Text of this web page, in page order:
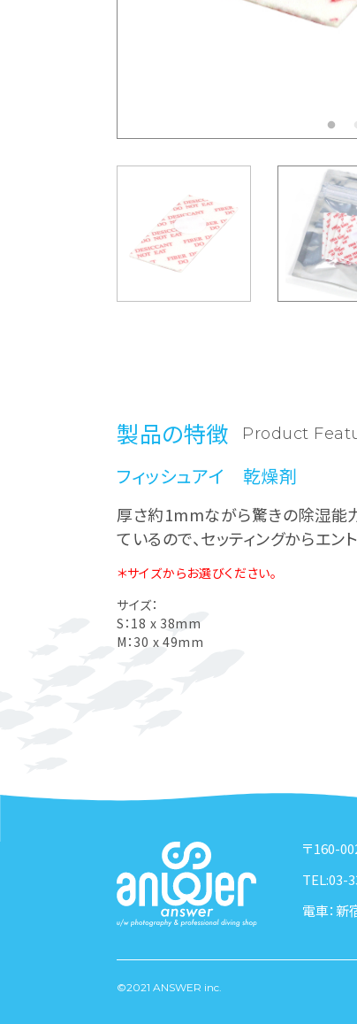
製品の特徴 Product
フィッシュアイ 乾燥剤
厚さ約1mmながら驚きの除湿能
ているので、セッティングからエ
＊サイズからお選びください。
サイズ：
S：18 x 38mm
M：30 x 49mm
〒160-
TEL:03-
電車：
©2021 ANSWER inc.